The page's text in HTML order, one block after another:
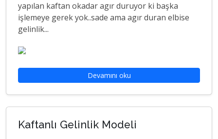
yapılan kaftan okadar agır duruyor ki başka
işlemeye gerek yok..sade ama agır duran elbise
gelinlik...
Devamını oku
Kaftanlı Gelinlik Modeli